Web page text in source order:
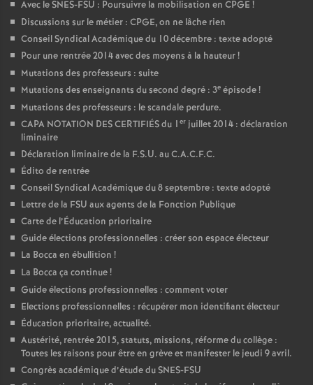
Avec le SNES-FSU : Poursuivre la mobilisation en CPGE !
Discussions sur le métier : CPGE, on ne lâche rien
Conseil Syndical Académique du 10 décembre : texte adopté
Pour une rentrée 2014 avec des moyens à la hauteur!
Mutations des professeurs : suite
Mutations des enseignants du second degré : 3e épisode!
Mutations des professeurs : le scandale perdure.
CAPA NOTATION DES CERTIFIÉS du 1 er juillet 2014 : déclaration
liminaire
Déclaration liminaire de la F.S.U. au C.A.C.F.C.
Édito de rentrée
Conseil Syndical Académique du 8 septembre : texte adopté
Lettre de la FSU aux agents de la Fonction Publique
Carte de l’Éducation prioritaire
Guide élections professionnelles : créer son espace électeur
La Bocca en ébullition !
La Bocca ça continue!
Guide élections professionnelles : comment voter
Elections professionnelles : récupérer mon identifiant électeur
Éducation prioritaire, actualité.
Austérité, rentrée 2015, statuts, missions, réforme du collège :
Toutes les raisons pour être en grève et manifester le jeudi 9 avril.
Congrès académique d’étude du SNES-FSU